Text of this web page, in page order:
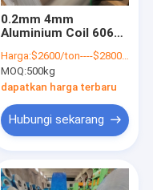
0.2mm 4mm
Aluminium Coil 6061
Harga:$2600/ton----$2800/ton
MOQ:500kg
dapatkan harga terbaru
Hubungi sekarang